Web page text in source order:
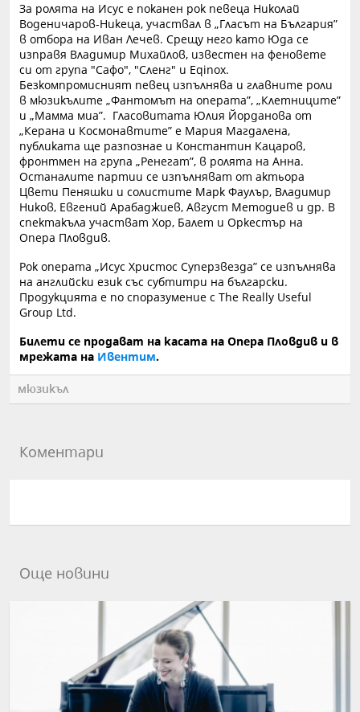
За ролята на Исус е поканен рок певеца Николай
Воденичаров-Никеца, участвал в „Гласът на България”
в отбора на Иван Лечев. Срещу него като Юда се
изправя Владимир Михайлов, известен на феновете
си от група "Сафо", "Сленг" и Eqinox.
Безкомпромисният певец изпълнява и главните роли
в мюзикълите „Фантомът на операта”, „Клетниците”
и „Мамма миа”. Гласовитата Юлия Йорданова от
„Керана и Космонавтите” е Мария Магдалена,
публиката ще разпознае и Константин Кацаров,
фронтмен на група „Ренегат”, в ролята на Анна.
Останалите партии се изпълняват от актьора
Цвети Пеняшки и солистите Марк Фаулър, Владимир
Ников, Евгений Арабаджиев, Август Методиев и др. В
спектакъла участват Хор, Балет и Оркестър на
Опера Пловдив.
Рок операта „Исус Христос Суперзвезда” се изпълнява
на английски език със субтитри на български.
Продукцията е по споразумение с The Really Useful
Group Ltd.
Билети се продават на касата на Опера Пловдив и в
мрежата на Ивентим.
мюзикъл
Коментари
Още новини